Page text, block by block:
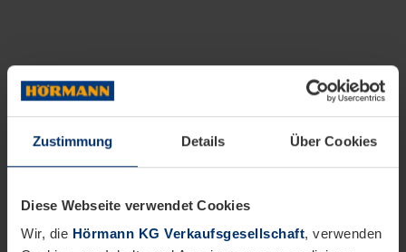
Zustimmung Details Über Cookies
Diese Webseite verwendet Cookies
Wir, die Hörmann KG Verkaufsgesellschaft, verwenden